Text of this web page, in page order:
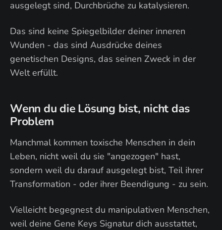
ausgelegt sind, Durchbrüche zu katalysieren.
Das sind keine Spiegelbilder deiner inneren
Wunden - das sind Ausdrücke deines
genetischen Designs, das seinen Zweck in der
Welt erfüllt.
Wenn du die Lösung bist, nicht das
Problem
Manchmal kommen toxische Menschen in dein
Leben, nicht weil du sie "angezogen" hast,
sondern weil du darauf ausgelegt bist, Teil ihrer
Transformation - oder ihrer Beendigung - zu sein.
Vielleicht begegnest du manipulativen Menschen,
weil deine Gene Keys Signatur dich ausstattet,